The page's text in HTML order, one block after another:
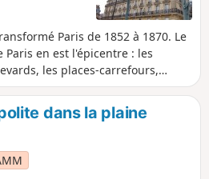
Paris de 1852 à 1870. Le
en est l'épicentre : les
les places-carrefours,
adaptés à la vie sous le
Opéra, théâtres, music-
presse, banques, passages
kiosques, etc. Ce parcours vous
de cette époque, et leur
dans la plaine